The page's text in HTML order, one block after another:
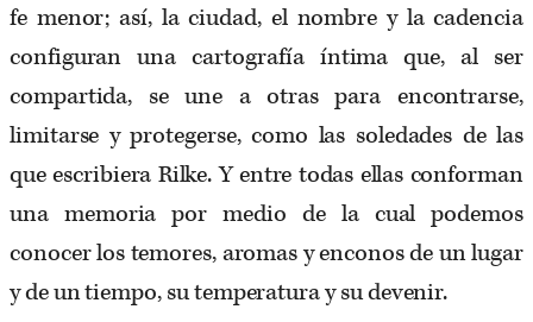
fe menor; así, la ciudad, el nombre y la cadencia
configuran una cartografía íntima que, al ser
compartida, se une a otras para encontrarse,
limitarse y protegerse, como las soledades de las
que escribiera Rilke. Y entre todas ellas conforman
una memoria por medio de la cual podemos
conocer los temores, aromas y enconos de un lugar
y de un tiempo, su temperatura y su devenir.